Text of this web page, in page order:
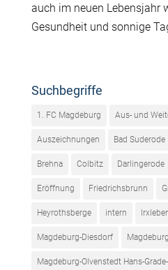
auch im neuen Lebensjahr
Gesundheit und sonnige
Suchbegriffe
1. FC Magdeburg Aus- und
Auszeichnungen Bad Suderode
Brehna Colbitz Darlingerode
Eröffnung Friedrichsbrunn
Heyrothsberge intern
Magdeburg-Diesdorf
Magdeburg-Olvenstedt Hans-